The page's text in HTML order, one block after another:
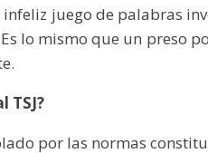
infeliz juego de palabras
lo mismo que un preso
TSJ?
por las normas